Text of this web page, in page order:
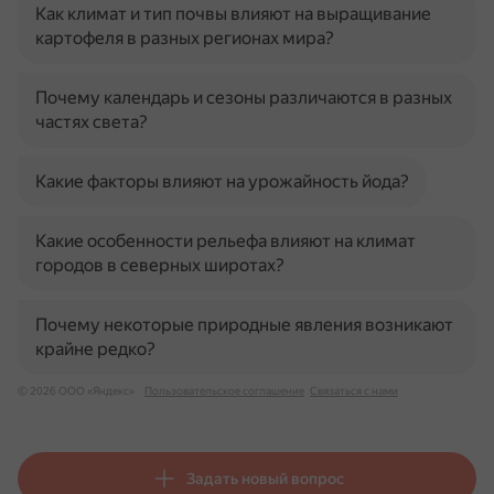
Как климат и тип почвы влияют на выращивание
картофеля в разных регионах мира?
Почему календарь и сезоны различаются в разных
частях света?
Какие факторы влияют на урожайность йода?
Какие особенности рельефа влияют на климат
городов в северных широтах?
Почему некоторые природные явления возникают
крайне редко?
© 2026 ООО «Яндекс» Пользовательское соглашение Связаться с нами
Задать новый вопрос